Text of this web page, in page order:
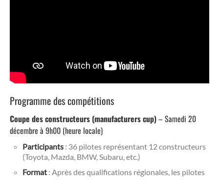
Programme des compétitions
Coupe des constructeurs (manufacturers cup)– Samedi 20
décembre à 9h00 (heure locale)
Participants : 36 pilotes représentant 12 constructeurs
(Toyota, Mazda, BMW, Subaru, etc.)
Format : Après des qualifications régionales, les pilotes